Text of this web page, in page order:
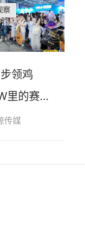
察
领鸡
里的赛博
着品牌
传媒